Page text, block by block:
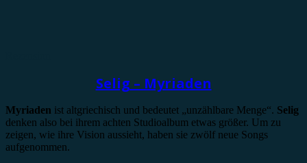
Selig – Myriaden
Myriaden ist altgriechisch und bedeutet „unzählbare Menge“. Selig
denken also bei ihrem achten Studioalbum etwas größer. Um zu
zeigen, wie ihre Vision aussieht, haben sie zwölf neue Songs
aufgenommen.